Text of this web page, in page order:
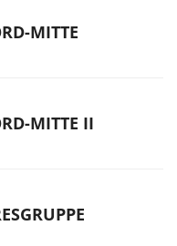
MITTE
MITTE II